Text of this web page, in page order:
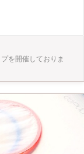
を開催しておりま